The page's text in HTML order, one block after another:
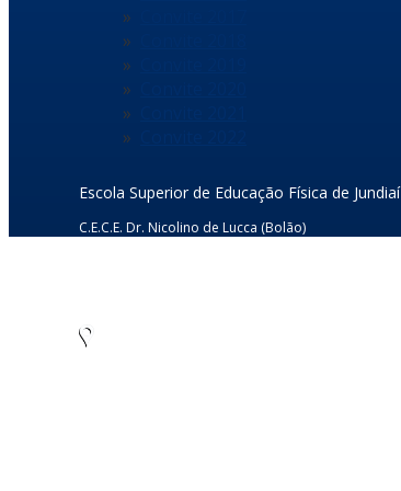
Escola Superior de Educação Física de Jundiaí
C.E.C.E. Dr. Nicolino de Lucca (Bolão)